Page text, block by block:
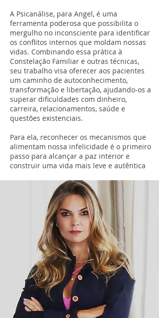
A Psicanálise, para Angel, é uma
ferramenta poderosa que possibilita o
mergulho no inconsciente para identificar
os conflitos internos que moldam nossas
vidas. Combinando essa prática à
Constelação Familiar e outras técnicas,
seu trabalho visa oferecer aos pacientes
um caminho de autoconhecimento,
transformação e libertação, ajudando-os a
superar dificuldades com dinheiro,
carreira, relacionamentos, saúde e
questões existenciais.
Para ela, reconhecer os mecanismos que
alimentam nossa infelicidade é o primeiro
passo para alcançar a paz interior e
construir uma vida mais leve e autêntica